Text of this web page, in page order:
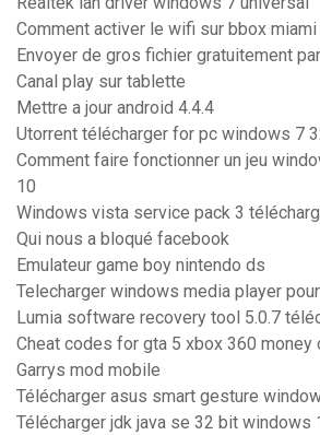
Comment activer le wifi sur bbox miami
Envoyer de gros fichier gratuitement
Canal play sur tablette
Mettre a jour android 4.4.4
Utorrent télécharger for pc windows 7
Comment faire fonctionner un jeu
10
Windows vista service pack 3
Qui nous a bloqué facebook
Emulateur game boy nintendo ds
Telecharger windows media player
Lumia software recovery tool 5.0.7
Cheat codes for gta 5 xbox 360 money
Garrys mod mobile
Télécharger asus smart gesture
Télécharger jdk java se 32 bit windows